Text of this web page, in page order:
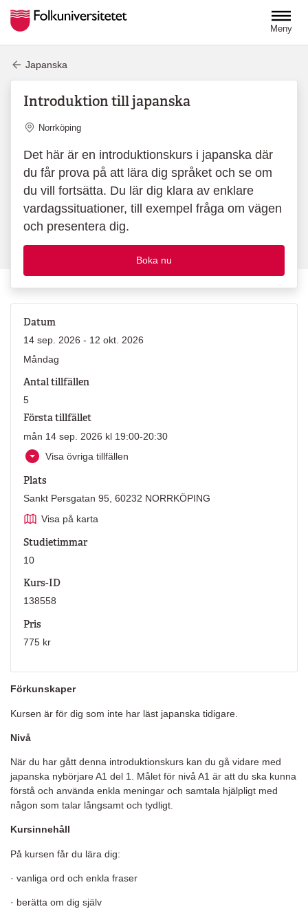
Meny
Japanska
Introduktion till japanska
Plats
Norrköping
Det här är en introduktionskurs i japanska där
du får prova på att lära dig språket och se om
du vill fortsätta. Du lär dig klara av enklare
vardagssituationer, till exempel fråga om vägen
och presentera dig.
Boka nu
Förkunskaper
Kursen är för dig som inte har läst japanska tidigare.
Nivå
När du har gått denna introduktionskurs kan du gå vidare med
japanska nybörjare A1 del 1. Målet för nivå A1 är att du ska kunna
förstå och använda enkla meningar och samtala hjälpligt med
någon som talar långsamt och tydligt.
Kursinnehåll
På kursen får du lära dig:
· vanliga ord och enkla fraser
· berätta om dig själv
Datum
14 sep. 2026 - 12 okt. 2026
Måndag
Antal tillfällen
5
Första tillfället
mån 14 sep. 2026 kl 19:00-20:30
Visa övriga tillfällen
Plats
Sankt Persgatan 95, 60232 NORRKÖPING
Visa på karta
Studietimmar
10
Kurs-ID
138558
Pris
775 kr